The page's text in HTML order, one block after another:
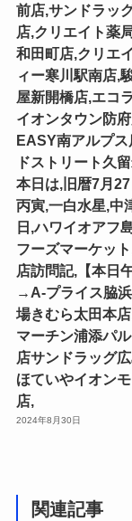
前店,サンドラッ
店,クリエイト薬
和田町店,クリエ
ィー寒川駅南店,
屋新開橋店,エコ
イオンタウン防
EASY南アルプス
ドストリート久
本日は,旧暦7月
丙寅,一白水星,中
日,ハワイオアフ
フーズマーケッ
店訪問記,【本日
→A-プライス脇
場きむら太田本
マーチン浦添パ
店サンドラッグ
ほていやイオン
店,
2024年8月30日
関連記事